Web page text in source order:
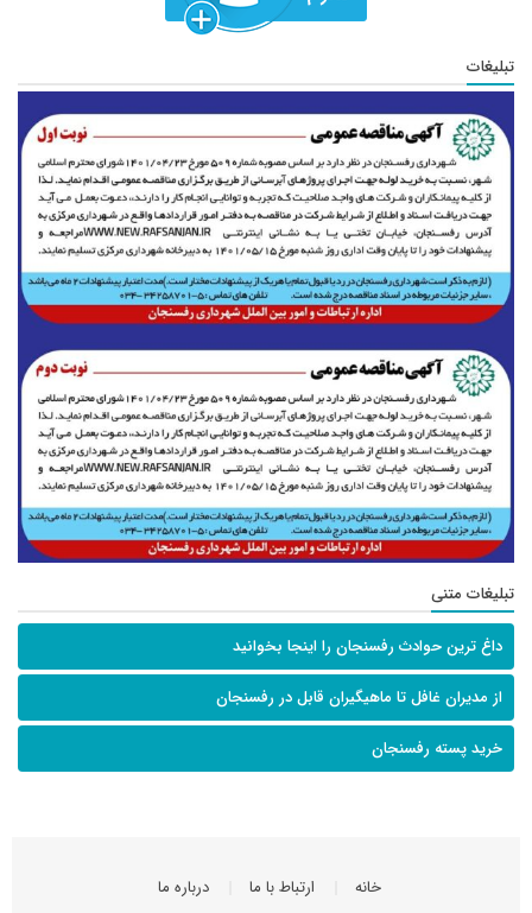
تبلیغات
تبلیغات متنی
داغ ترین حوادث رفسنجان را اینجا بخوانید
از مدیران غافل تا ماهیگیران قابل در رفسنجان
خرید پسته رفسنجان
خانه ارتباط با ما درباره ما